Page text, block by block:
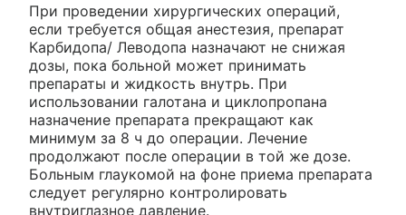
При проведении хирургических операций,
если требуется общая анестезия, препарат
Карбидопа/ Леводопа назначают не снижая
дозы, пока больной может принимать
препараты и жидкость внутрь. При
использовании галотана и циклопропана
назначение препарата прекращают как
минимум за 8 ч до операции. Лечение
продолжают после операции в той же дозе.
Больным глаукомой на фоне приема препарата
следует регулярно контролировать
внутриглазное давление.